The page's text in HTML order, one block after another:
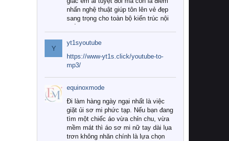
nhấn nghệ thuật giúp tôn lên vẻ đẹp
sang trọng cho toàn bộ kiến trúc nội
Tuy nhiên, giữa thị trường đa dạng
với vô vàn thương hiệu và mẫu mã
như hiện nay, làm thế nào để chọn
được những bộ chăn ga gối đệm cao
cấp thực sự chất lượng, phù hợp với
khí hậu và nhu cầu sử dụng của gia
đình? Hãy cùng chúng tôi đi tìm lời
giải đáp chi tiết qua bài viết dưới đây.
1. Tại sao các gia đình hiện đại lại ưa
chuộng chăn ga gối đệm cao cấp?
Y
yt1syoutube
https://www-yt1s.click/youtube-to-
mp3/
equinoxmode
Đi làm hàng ngày ngại nhất là việc
giặt ủi sơ mi phức tạp. Nếu bạn đang
tìm một chiếc áo vừa chỉn chu, vừa
mềm mát thì áo sơ mi nữ tay dài lụa
trơn không nhăn chính là lựa chọn